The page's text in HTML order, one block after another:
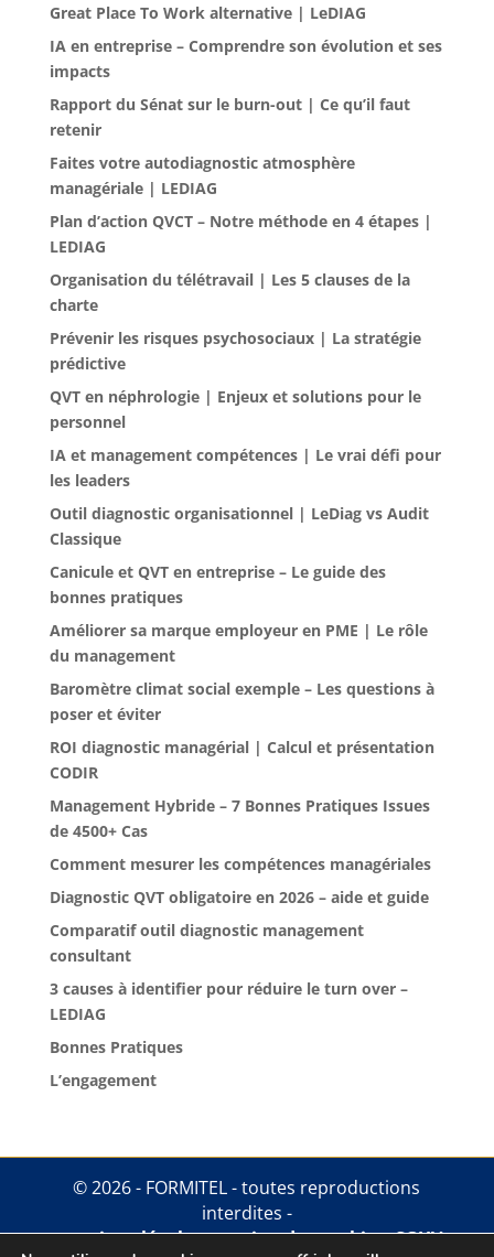
Great Place To Work alternative | LeDIAG
IA en entreprise – Comprendre son évolution et ses
impacts
Rapport du Sénat sur le burn-out | Ce qu’il faut
retenir
Faites votre autodiagnostic atmosphère
managériale | LEDIAG
Plan d’action QVCT – Notre méthode en 4 étapes |
LEDIAG
Organisation du télétravail | Les 5 clauses de la
charte
Prévenir les risques psychosociaux | La stratégie
prédictive
QVT en néphrologie | Enjeux et solutions pour le
personnel
IA et management compétences | Le vrai défi pour
les leaders
Outil diagnostic organisationnel | LeDiag vs Audit
Classique
Canicule et QVT en entreprise – Le guide des
bonnes pratiques
Améliorer sa marque employeur en PME | Le rôle
du management
Baromètre climat social exemple – Les questions à
poser et éviter
ROI diagnostic managérial | Calcul et présentation
CODIR
Management Hybride – 7 Bonnes Pratiques Issues
de 4500+ Cas
Comment mesurer les compétences managériales
Diagnostic QVT obligatoire en 2026 – aide et guide
Comparatif outil diagnostic management
consultant
3 causes à identifier pour réduire le turn over –
LEDIAG
Bonnes Pratiques
L’engagement
© 2026 - FORMITEL - toutes reproductions
interdites -
mentions légales.gestion des cookies.CGUV